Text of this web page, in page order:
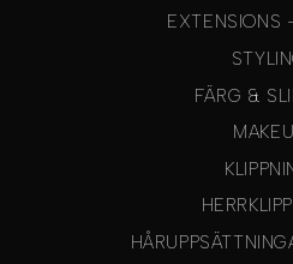
EXTENSIONS
FÄRG &